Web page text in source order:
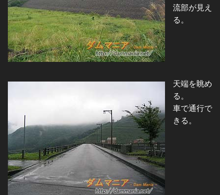
流部が見え
る。
天端を眺め
る。
車で通行で
きる。